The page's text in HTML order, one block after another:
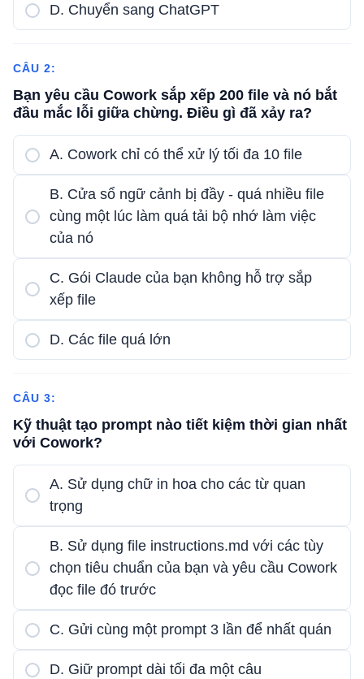
D. Chuyển sang ChatGPT
CÂU 2:
Bạn yêu cầu Cowork sắp xếp 200 file và nó bắt
đầu mắc lỗi giữa chừng. Điều gì đã xảy ra?
A. Cowork chỉ có thể xử lý tối đa 10 file
B. Cửa sổ ngữ cảnh bị đầy - quá nhiều file
cùng một lúc làm quá tải bộ nhớ làm việc
của nó
C. Gói Claude của bạn không hỗ trợ sắp
xếp file
D. Các file quá lớn
CÂU 3:
Kỹ thuật tạo prompt nào tiết kiệm thời gian nhất
với Cowork?
A. Sử dụng chữ in hoa cho các từ quan
trọng
B. Sử dụng file instructions.md với các tùy
chọn tiêu chuẩn của bạn và yêu cầu Cowork
đọc file đó trước
C. Gửi cùng một prompt 3 lần để nhất quán
D. Giữ prompt dài tối đa một câu